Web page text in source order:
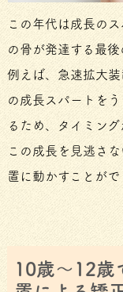
この年代は成長の
の骨が発達する最後
例えば、急速拡大
の成長スパートを
るため、タイミング
この成長を見逃さ
置に動かすことがで
10歳～12歳